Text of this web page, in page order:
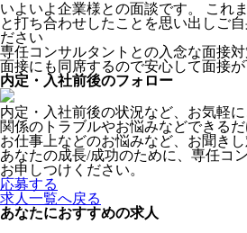
いよいよ企業様との面談です。 これ
と打ち合わせしたことを思い出しご
ださい
専任コンサルタントとの入念な面接
面接にも同席するので安心して面接
内定・入社前後のフォロー
内定・入社前後の状況など、お気軽
関係のトラブルやお悩みなどできるだ
お仕事上などのお悩みなど、お聞きし
あなたの成長/成功のために、専任コ
お申しつけください。
応募する
求人一覧へ戻る
あなたにおすすめの求人